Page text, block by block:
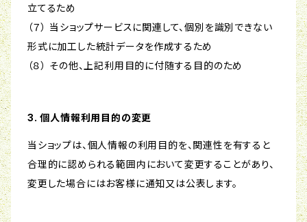
立てるため
（７） 当ショップサービスに関連して、個別を識別できない
形式に加工した統計データを作成するため
（８） その他、上記利用目的に付随する目的のため
3. 個人情報利用目的の変更
当ショップは、個人情報の利用目的を、関連性を有すると
合理的に認められる範囲内において変更することがあり、
変更した場合にはお客様に通知又は公表します。